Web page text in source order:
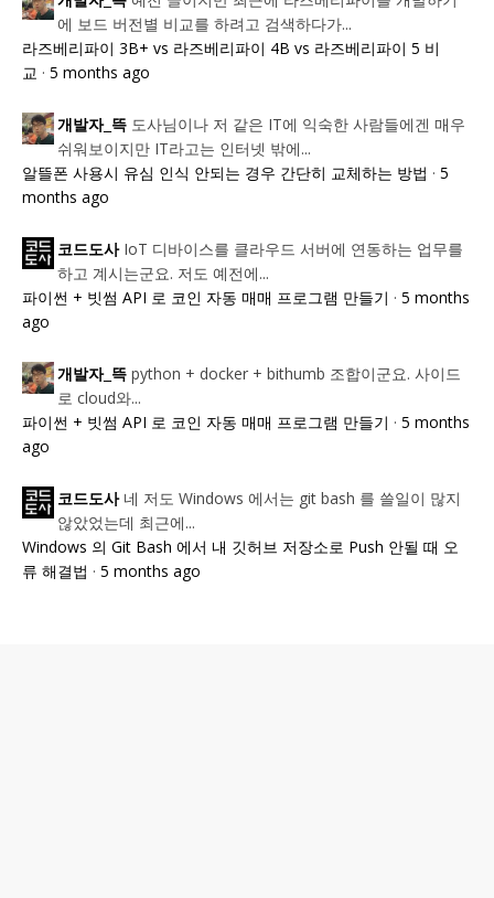
에 보드 버전별 비교를 하려고 검색하다가...
라즈베리파이 3B+ vs 라즈베리파이 4B vs 라즈베리파이 5 비
교 · 5 months ago
개발자_뜩 도사님이나 저 같은 IT에 익숙한 사람들에겐 매우
쉬워보이지만 IT라고는 인터넷 밖에...
알뜰폰 사용시 유심 인식 안되는 경우 간단히 교체하는 방법 · 5
months ago
코드도사 IoT 디바이스를 클라우드 서버에 연동하는 업무를
하고 계시는군요. 저도 예전에...
파이썬 + 빗썸 API 로 코인 자동 매매 프로그램 만들기 · 5 months
ago
개발자_뜩 python + docker + bithumb 조합이군요. 사이드
로 cloud와...
파이썬 + 빗썸 API 로 코인 자동 매매 프로그램 만들기 · 5 months
ago
코드도사 네 저도 Windows 에서는 git bash 를 쓸일이 많지
않았었는데 최근에...
Windows 의 Git Bash 에서 내 깃허브 저장소로 Push 안될 때 오
류 해결법 · 5 months ago